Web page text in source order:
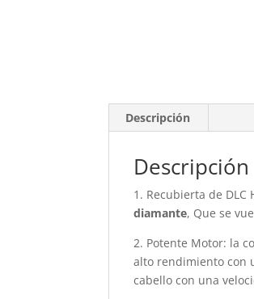
Descripción
Descripción
1. Recubierta de DLC
diamante, Que se
2. Potente Motor: la
alto rendimiento con
cabello con una